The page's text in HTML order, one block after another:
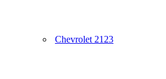
Chevrolet 2123